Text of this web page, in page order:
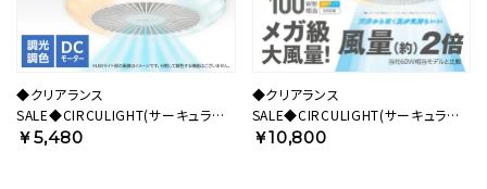
◆クリアランス
SALE◆CIRCULIGHT(サーキュライ
ト) ソケットシリーズ 引掛けモデル 調
￥5,480
◆クリアランス
SALE◆CIRCULIGHT(サーキュライ
ト) メガシリーズ E26モデル
￥10,800